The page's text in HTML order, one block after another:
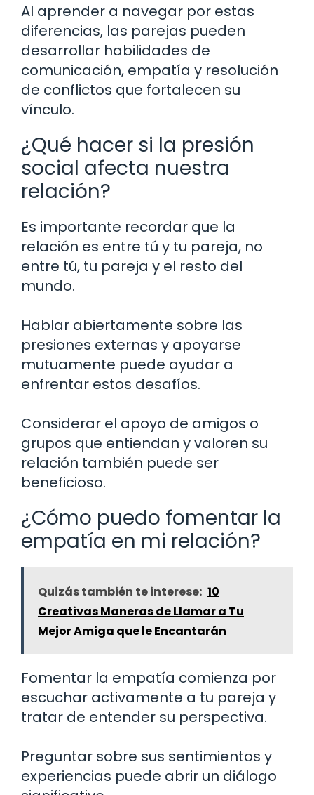
Al aprender a navegar por estas
diferencias, las parejas pueden
desarrollar habilidades de
comunicación, empatía y resolución
de conflictos que fortalecen su
vínculo.
¿Qué hacer si la presión
social afecta nuestra
relación?
Es importante recordar que la
relación es entre tú y tu pareja, no
entre tú, tu pareja y el resto del
mundo.
Hablar abiertamente sobre las
presiones externas y apoyarse
mutuamente puede ayudar a
enfrentar estos desafíos.
Considerar el apoyo de amigos o
grupos que entiendan y valoren su
relación también puede ser
beneficioso.
¿Cómo puedo fomentar la
empatía en mi relación?
Quizás también te interese: 10
Creativas Maneras de Llamar a Tu
Mejor Amiga que le Encantarán
Fomentar la empatía comienza por
escuchar activamente a tu pareja y
tratar de entender su perspectiva.
Preguntar sobre sus sentimientos y
experiencias puede abrir un diálogo